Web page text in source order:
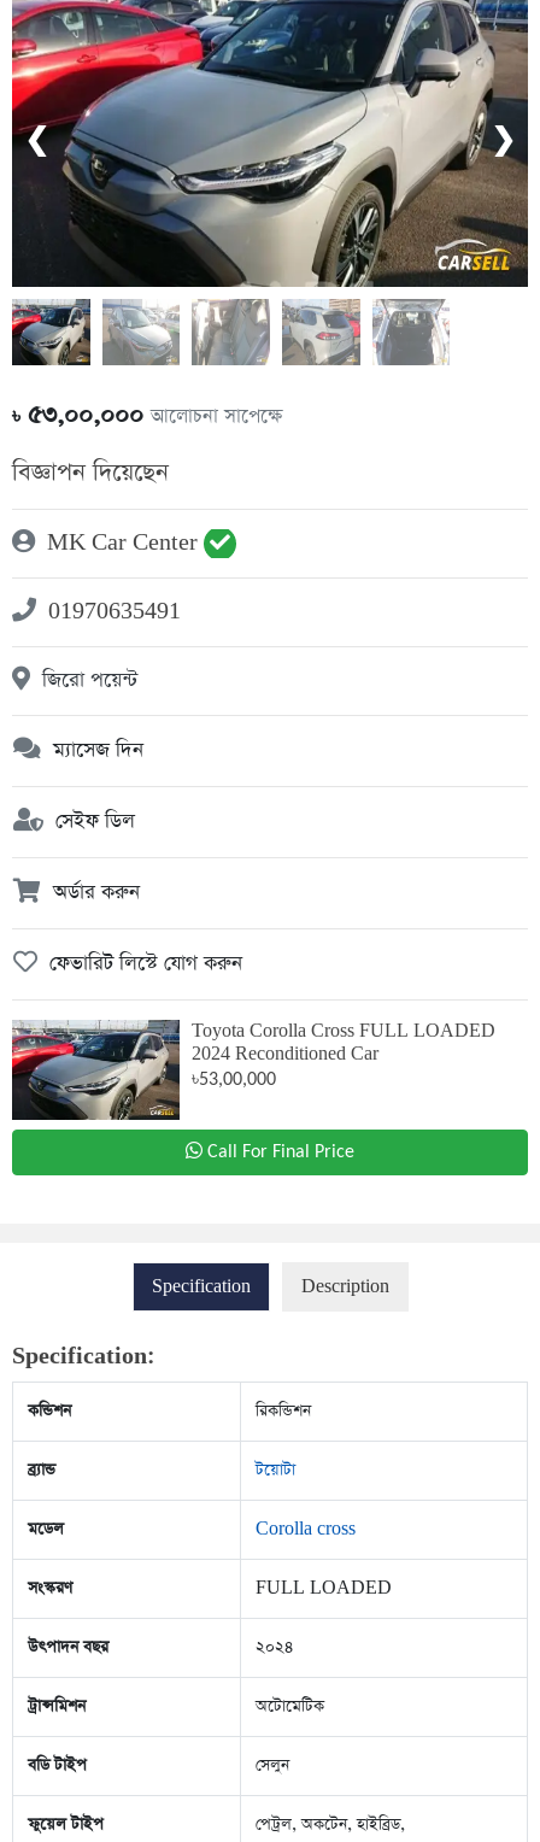
❮ ❯
৳৫৩,০০,০০০আলোচনা সাপেক্ষে
বিজ্ঞাপন দিয়েছেন
MK Car Center
01970635491
জিরো পয়েন্ট
ম্যাসেজ দিন
সেইফ ডিল
অর্ডার করুন
ফেভারিট লিস্টে যোগ করুন
Toyota Corolla Cross FULL LOADED
2024 Reconditioned Car
৳53,00,000
Call For Final Price
Specification Description
Specification:
কন্ডিশন রিকন্ডিশন
ব্র্যান্ড টয়োটা
মডেল Corolla cross
সংস্করণ FULL LOADED
উৎপাদন বছর ২০২৪
ট্রান্সমিশন অটোমেটিক
বডি টাইপ সেলুন
ফুয়েল টাইপ পেট্রল, অকটেন, হাইব্রিড,